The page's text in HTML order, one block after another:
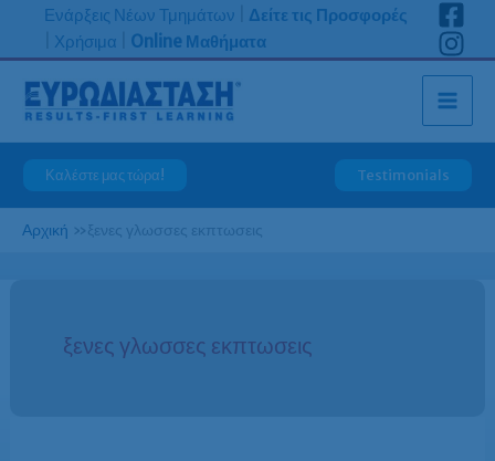
Μετάβαση
περιεχόμενο
Ενάρξεις Νέων Τμημάτων
Δείτε τις Προσφορές
Χρήσιμα Online Μαθήματα
Καλέστε μας τώρα! Testimonials
Αρχική »ξενες γλωσσες εκπτωσεις
ξενες γλωσσες εκπτωσεις